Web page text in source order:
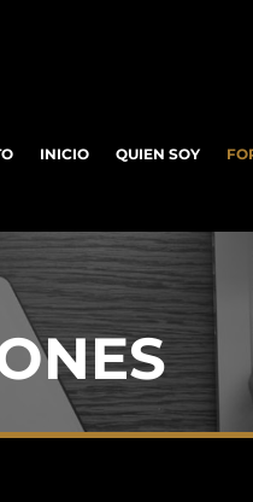
INICIO QUIEN SOY